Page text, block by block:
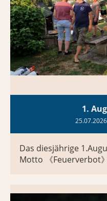
1.
25.07.2026
Das diesjährige
Motto 《Feuerverbot